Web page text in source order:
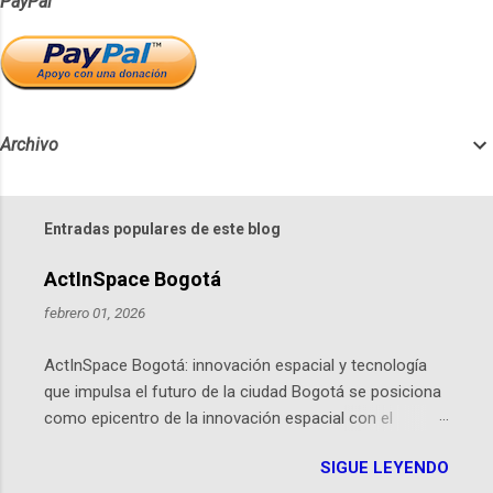
Archivo
Entradas populares de este blog
ActInSpace Bogotá
febrero 01, 2026
ActInSpace Bogotá: innovación espacial y tecnología
que impulsa el futuro de la ciudad Bogotá se posiciona
como epicentro de la innovación espacial con el
hackathon global que convierte tecnologías de la
SIGUE LEYENDO